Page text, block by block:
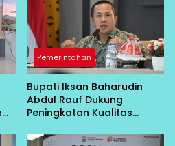
Pemerintahan
Bupati Iksan Baharudin
Abdul Rauf Dukung
Peningkatan Kualitas
Morowali